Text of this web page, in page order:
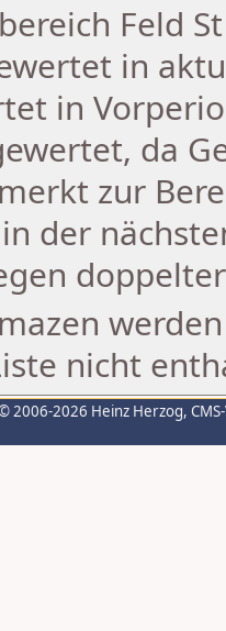
Feld
in
in
da
zur
der
nicht
2006-2026 Heinz Herzog,